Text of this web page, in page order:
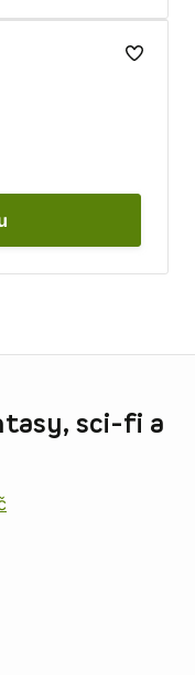
sci-fi a